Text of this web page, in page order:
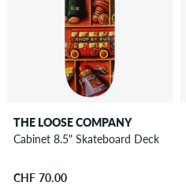
THE LOOSE COMPANY
Cabinet 8.5" Skateboard Deck
CHF 70.00